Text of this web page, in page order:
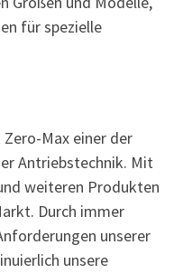
für spezielle
Max einer der
Antriebstechnik. Mit
weiteren Produkten
Durch immer
unserer
unsere